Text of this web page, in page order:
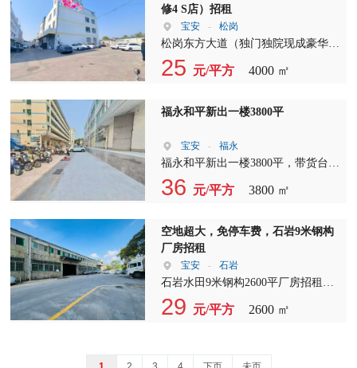
修4 S店）招租
宝安 - 松岗
松岗东方大道（独门独院现成豪华装
修4 S店）招租 展览厅500平方 办公
室500平方 车仓车间三层3000平 宿舍
交通方便、豪华装修 月底空、现可
25 元/平方 4000 ㎡
福永和平新出一楼3800平
宝安 - 福永
福永和平新出一楼3800平，带货台，
可以分租，前后开门，带主体消防喷
淋
36 元/平方 3800 ㎡
空地超大，免停车费，石岩9米钢构
厂房招租
宝安 - 石岩
石岩水田9米钢构2600平厂房招租，
大拖头可进出，停车免费，空大超大
29 元/平方 2600 ㎡